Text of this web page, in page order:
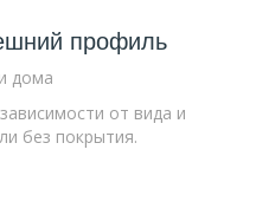
профиль
от вида и
без покрытия.